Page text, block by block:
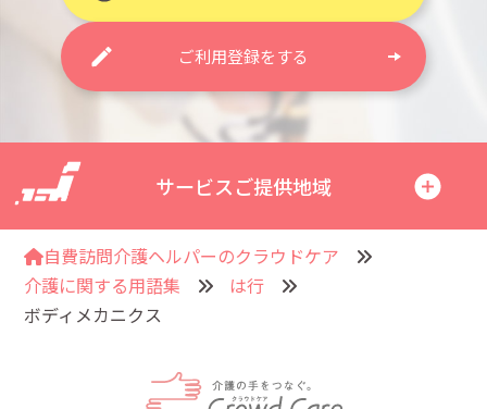
ご利用登録をする
サービスご提供地域
自費訪問介護ヘルパーのクラウドケア
介護に関する用語集
は行
ボディメカニクス